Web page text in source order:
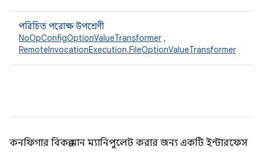
পরিচিত পরোক্ষ উপশ্রেণী
NoOpConfigOptionValueTransformer ,
RemoteInvocationExecution.FileOptionValueTransformer
কনফিগার বিকল্প মান ম্যানিপুলেট করার জন্য একটি ইন্টারফেস